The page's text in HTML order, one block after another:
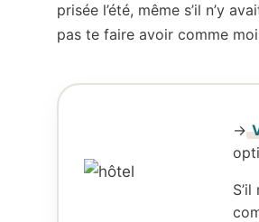
prisée l’été, même s’il n’y
pas te faire avoir comme
->